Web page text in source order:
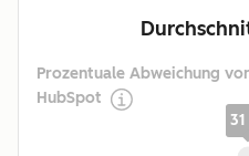
Prozentuale Abweichung
HubSpot